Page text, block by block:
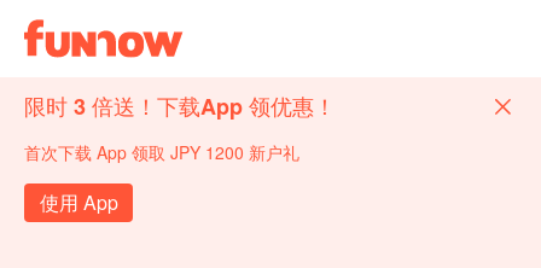
限时 3 倍送！下载App 领优惠！
首次下载 App 领取 JPY 1200 新户礼
使用 App